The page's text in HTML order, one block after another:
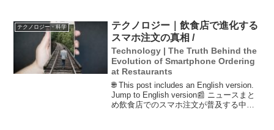
テクノロジー・科学
テクノロジー｜飲食店で進化する
スマホ注文の真相 /
Technology | The Truth Behind the
Evolution of Smartphone Ordering
at Restaurants
🌐 This post includes an English version.
Jump to English version📰 ニュースまと
め飲食店でのスマホ注文が普及する中、